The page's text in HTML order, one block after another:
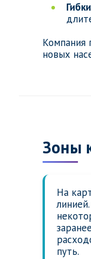
Компания
новых
Зоны
На
путь.